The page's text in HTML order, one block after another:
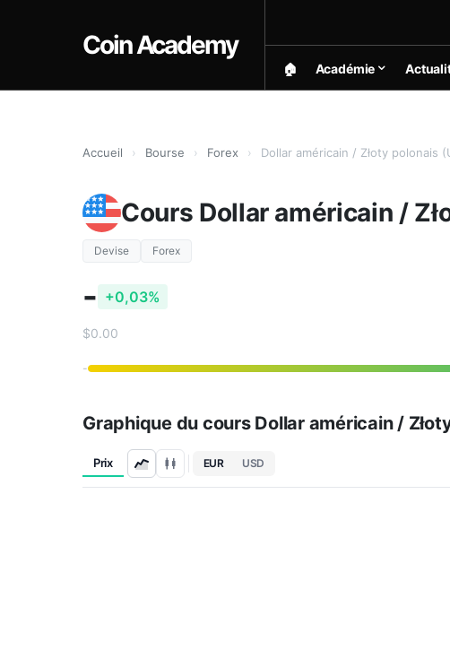
Coin Academy
🏠︎ Académie
Accueil › Bourse › Forex › Dollar américain / Złoty polonais
Cours Dollar américain /
Devise Forex
- +0,03%
$0.00
-
Graphique du cours Dollar américain /
Prix EUR USD